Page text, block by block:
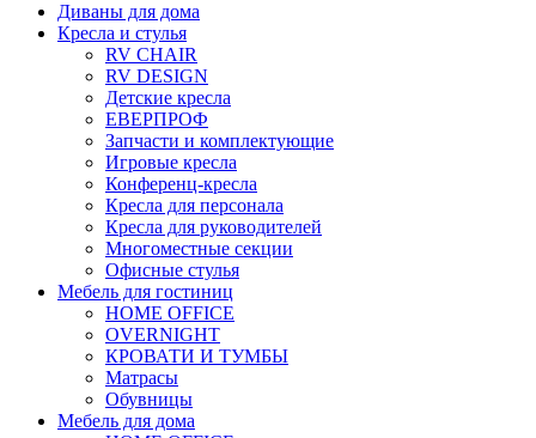
Диваны для дома
Кресла и стулья
RV CHAIR
RV DESIGN
Детские кресла
ЕВЕРПРОФ
Запчасти и комплектующие
Игровые кресла
Конференц-кресла
Кресла для персонала
Кресла для руководителей
Многоместные секции
Офисные стулья
Мебель для гостиниц
HOME OFFICE
OVERNIGHT
КРОВАТИ И ТУМБЫ
Матрасы
Обувницы
Мебель для дома